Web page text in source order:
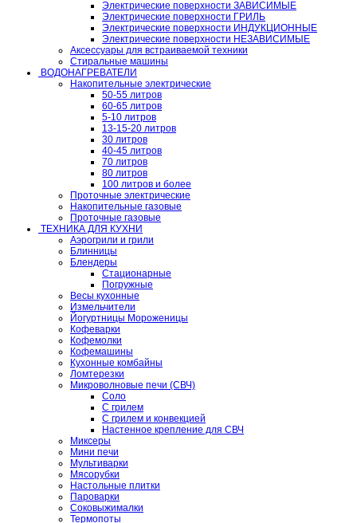
Электрические поверхности ЗАВИСИМЫЕ
Электрические поверхности ГРИЛЬ
Электрические поверхности ИНДУКЦИОННЫЕ
Электрические поверхности НЕЗАВИСИМЫЕ
Аксессуары для встраиваемой техники
Стиральные машины
ВОДОНАГРЕВАТЕЛИ
Накопительные электрические
50-55 литров
60-65 литров
5-10 литров
13-15-20 литров
30 литров
40-45 литров
70 литров
80 литров
100 литров и более
Проточные электрические
Накопительные газовые
Проточные газовые
ТЕХНИКА ДЛЯ КУХНИ
Аэрогрили и грили
Блинницы
Блендеры
Стационарные
Погружные
Весы кухонные
Измельчители
Йогуртницы Мороженицы
Кофеварки
Кофемолки
Кофемашины
Кухонные комбайны
Ломтерезки
Микроволновые печи (СВЧ)
Соло
С грилем
С грилем и конвекцией
Настенное крепление для СВЧ
Миксеры
Мини печи
Мультиварки
Мясорубки
Настольные плитки
Пароварки
Соковыжималки
Термопоты